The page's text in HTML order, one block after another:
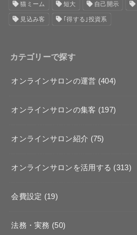
猫ミーム 短大 自己開示
見込み客 ｢得する｣投資系
カテゴリーで探す
オンラインサロンの運営 (404)
オンラインサロンの集客 (197)
オンラインサロン紹介 (75)
オンラインサロンを活用する (313)
会費設定 (19)
法務・実務 (50)